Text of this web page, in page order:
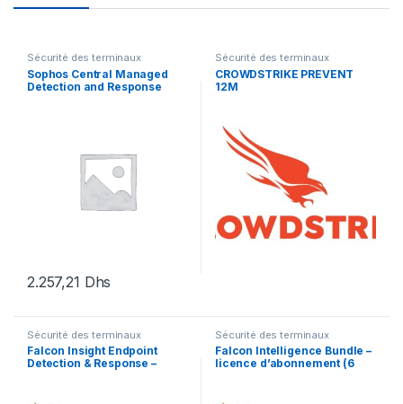
Sécurité des terminaux
Sophos Central Managed
Detection and Response
2.257,21 Dhs
Sécurité des terminaux
CROWDSTRIKE PREVENT
12M
Sécurité des terminaux
Falcon Insight Endpoint
Detection & Response –
Sécurité des terminaux
Falcon Intelligence Bundle –
licence d’abonnement (6